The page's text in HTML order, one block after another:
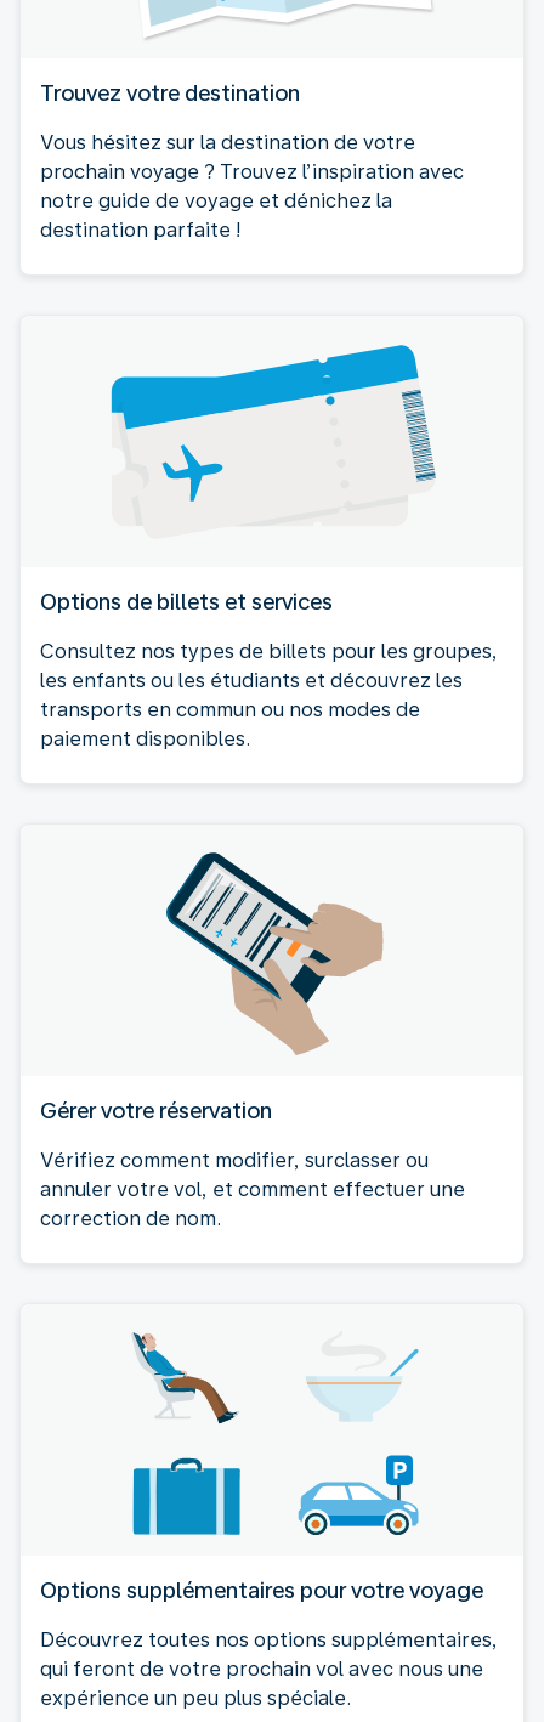
Trouvez votre destination
Vous hésitez sur la destination de votre
prochain voyage ? Trouvez l’inspiration avec
notre guide de voyage et dénichez la
destination parfaite !
Options de billets et services
Consultez nos types de billets pour les groupes,
les enfants ou les étudiants et découvrez les
transports en commun ou nos modes de
paiement disponibles.
Gérer votre réservation
Vérifiez comment modifier, surclasser ou
annuler votre vol, et comment effectuer une
correction de nom.
Options supplémentaires pour votre voyage
Découvrez toutes nos options supplémentaires,
qui feront de votre prochain vol avec nous une
expérience un peu plus spéciale.